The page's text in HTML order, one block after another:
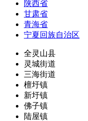
陕西省
甘肃省
青海省
宁夏回族自治区
全灵山县
灵城街道
三海街道
檀圩镇
新圩镇
佛子镇
陆屋镇